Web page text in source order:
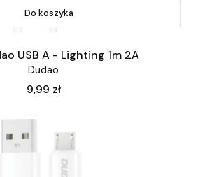
Do koszyka
USB A - Lighting 1m 2A
Dudao
Cena
9,99 zł